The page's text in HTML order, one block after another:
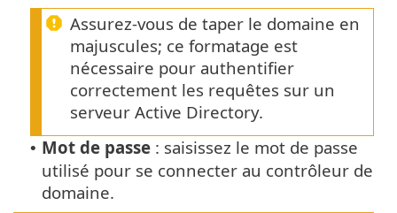
Assurez-vous de taper le domaine en
majuscules; ce formatage est
nécessaire pour authentifier
correctement les requêtes sur un
serveur Active Directory.
• Mot de passe : saisissez le mot de passe
utilisé pour se connecter au contrôleur de
domaine.